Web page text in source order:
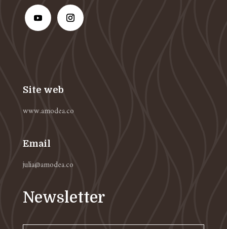
Site web
www.amodea.co
Email
julia@amodea.co
Newsletter